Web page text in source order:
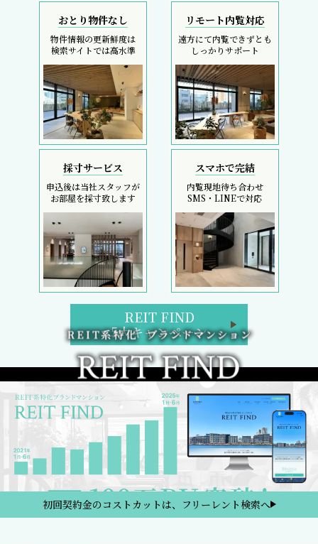
おとり物件なし
物件情報の更新鮮度は
検索サイトでは高水準
リモート内覧対応
遠方にて内覧できずとも
しっかりサポート
採寸サービス
申込後は当社スタッフが
お部屋を採寸致します
スマホで完結
内覧現地待ち合わせ
SMS・LINEで対応
REIT FIND
5大キャンペーン
初回契約金のコストカットは、フリーレント検索へ